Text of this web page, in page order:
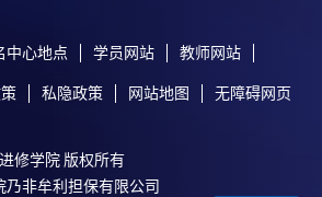
或有關課程負責人索取。填妥申請
以郵遞方式遞交。
頒授課程內其他單元
中心地点 学员网站 教师网站
私隐政策 网站地图 无障碍网页
修学院 版权所有
非牟利担保有限公司